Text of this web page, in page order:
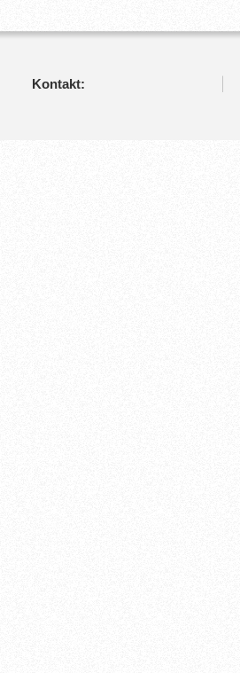
Kontakt: